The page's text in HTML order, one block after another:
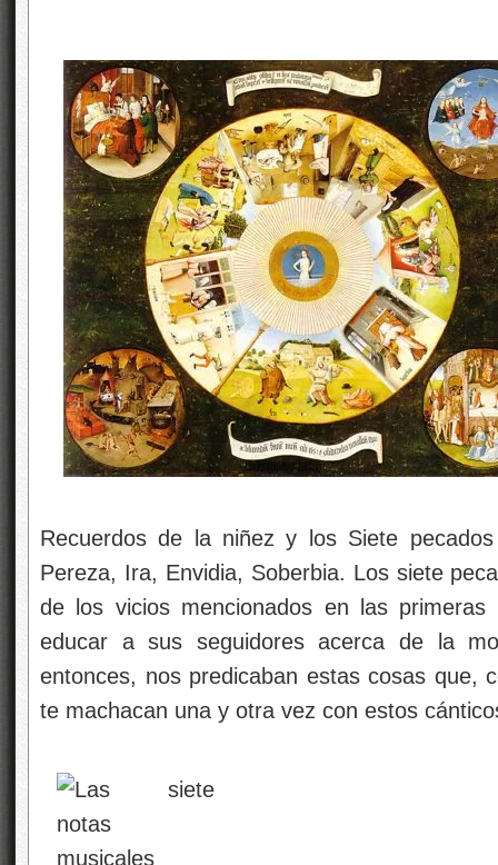
Recuerdos de la niñez y los Siete
Pereza, Ira, Envidia, Soberbia. Los siete
de los vicios mencionados en las primeras
educar a sus seguidores acerca de la
entonces, nos predicaban estas cosas que,
te machacan una y otra vez con estos